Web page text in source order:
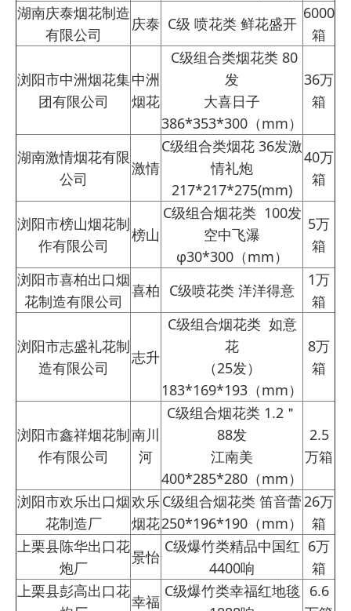
湖南庆泰烟花制造
有限公司
庆泰 C级 喷花类 鲜花盛开
6000
箱
浏阳市中洲烟花集
团有限公司
中洲
烟花
C级组合类烟花类 80
发
大喜日子
386*353*300（mm）
36万
箱
湖南激情烟花有限
公司
激情
C级组合类烟花 36发激
情礼炮
217*217*275(mm)
40万
箱
浏阳市榜山烟花制
作有限公司
榜山
C级组合烟花类 100发
空中飞瀑
φ30*300（mm）
5万
箱
浏阳市喜柏出口烟
花制造有限公司
喜柏 C级喷花类 洋洋得意
1万
箱
浏阳市志盛礼花制
造有限公司
志升
C级组合烟花类 如意
花
（25发）
183*169*193（mm）
8万
箱
浏阳市鑫祥烟花制
作有限公司
南川
河
C级组合烟花类 1.2＂
88发
江南美
400*285*280（mm）
2.5
万箱
浏阳市欢乐出口烟
花制造厂
欢乐
烟花
C级组合烟花类 笛音蕾
250*196*190（mm）
26万
箱
上栗县陈华出口花
炮厂
景怡
C级爆竹类精品中国红
4400响
6万
箱
上栗县彭高出口花
幸福
C级爆竹类幸福红地毯 6.6